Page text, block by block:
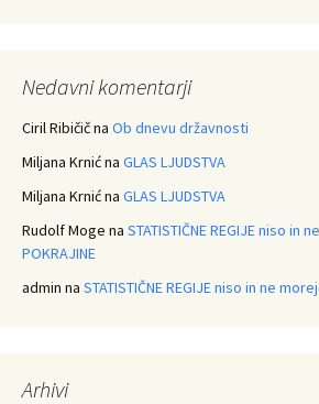
Nedavni komentarji
Ciril Ribičična Ob dnevu državnosti
Miljana Krnićna GLAS LJUDSTVA
Miljana Krnićna GLAS LJUDSTVA
Rudolf Moge na STATISTIČNE REGIJE niso in
POKRAJINE
admin na STATISTIČNE REGIJE niso in ne
Arhivi